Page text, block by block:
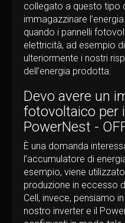
collegato a questo tipo
immagazzinare
quando i pannelli
elettricità, ad esempio
ulteriormente i nostri
dell’energia prodotta.
Devo avere un
fotovoltaico per
PowerNest -
È una domanda
l’accumulatore di
esempio, viene
produzione in eccesso
Cell, invece, pensiamo
nostro inverter e il